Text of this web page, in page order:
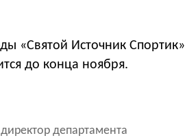
«Святой Источник Спортик»
до конца ноября.
департамента